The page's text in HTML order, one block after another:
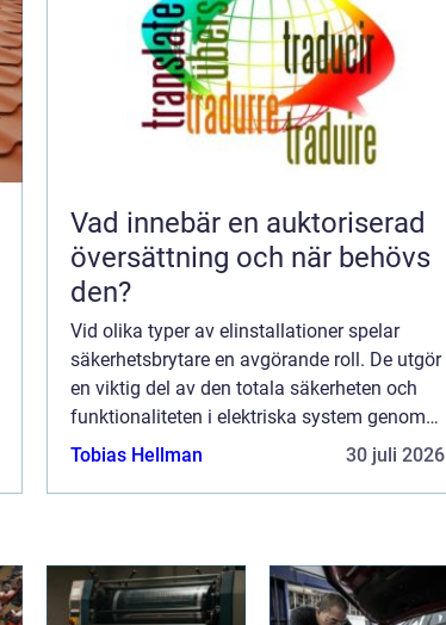
Vad innebär en auktoriserad
översättning och när behövs
den?
Vid olika typer av elinstallationer spelar
säkerhetsbrytare en avgörande roll. De utgör
en viktig del av den totala säkerheten och
funktionaliteten i elektriska system genom
att skydda både installationsutrustningen
Tobias Hellman 30 juli 2026